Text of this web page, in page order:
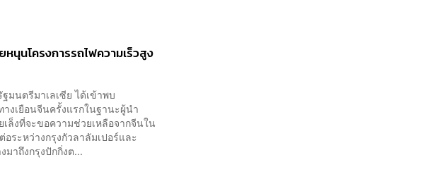
นุนโครงการรถไฟความเร็วสูง
มนตรีมาเลเซีย ได้เข้าพบ
งเยือนจีนครั้งแรกในฐานะผู้นำ
ล็งที่จะขอความช่วยเหลือจากจีนใน
ระหว่างกรุงกัวลาลัมเปอร์และ
าถึงกรุงปักกิ่งต...